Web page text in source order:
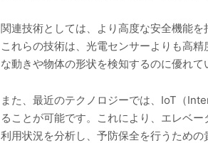
関連技術としては、より高度な安全機能
これらの技術は、光電センサーよりも高
な動きや物体の形状を検知するのに優れて
また、最近のテクノロジーでは、IoT（
ることが可能です。これにより、エレベ
利用状況を分析し、予防保全を行うため